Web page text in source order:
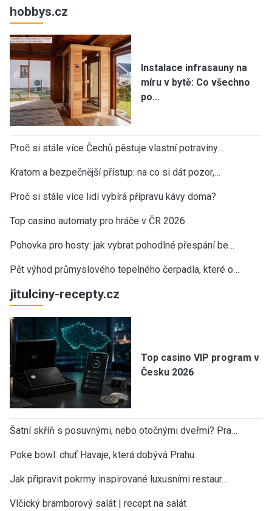
hobbys.cz
Instalace infrasauny na
míru v bytě: Co všechno
po…
Proč si stále více Čechů pěstuje vlastní potraviny…
Kratom a bezpečnější přístup: na co si dát pozor,…
Proč si stále více lidí vybírá přípravu kávy doma?
Top casino automaty pro hráče v ČR 2026
Pohovka pro hosty: jak vybrat pohodlné přespání be…
Pět výhod průmyslového tepelného čerpadla, které o…
jitulciny-recepty.cz
Top casino VIP program v
Česku 2026
Šatní skříň s posuvnými, nebo otočnými dveřmi? Pra…
Poke bowl: chuť Havaje, která dobývá Prahu
Jak připravit pokrmy inspirované luxusními restaur…
Vlčický bramborový salát | recept na salát